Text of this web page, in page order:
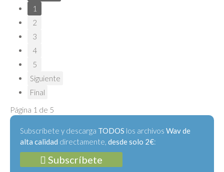
1
2
3
4
5
Siguiente
Final
Página 1 de 5
Subscríbete y descarga TODOS los archivos Wav de
alta calidad directamente, desde solo 2€:
Subscríbete